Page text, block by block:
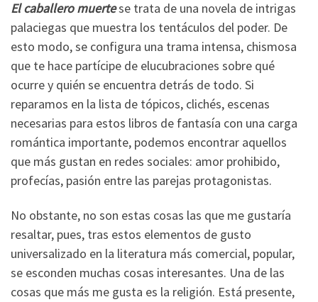
El caballero muertese trata de una novela de intrigas
palaciegas que muestra los tentáculos del poder. De
esto modo, se configura una trama intensa, chismosa
que te hace partícipe de elucubraciones sobre qué
ocurre y quién se encuentra detrás de todo. Si
reparamos en la lista de tópicos, clichés, escenas
necesarias para estos libros de fantasía con una carga
romántica importante, podemos encontrar aquellos
que más gustan en redes sociales: amor prohibido,
profecías, pasión entre las parejas protagonistas.
No obstante, no son estas cosas las que me gustaría
resaltar, pues, tras estos elementos de gusto
universalizado en la literatura más comercial, popular,
se esconden muchas cosas interesantes. Una de las
cosas que más me gusta es la religión. Está presente,